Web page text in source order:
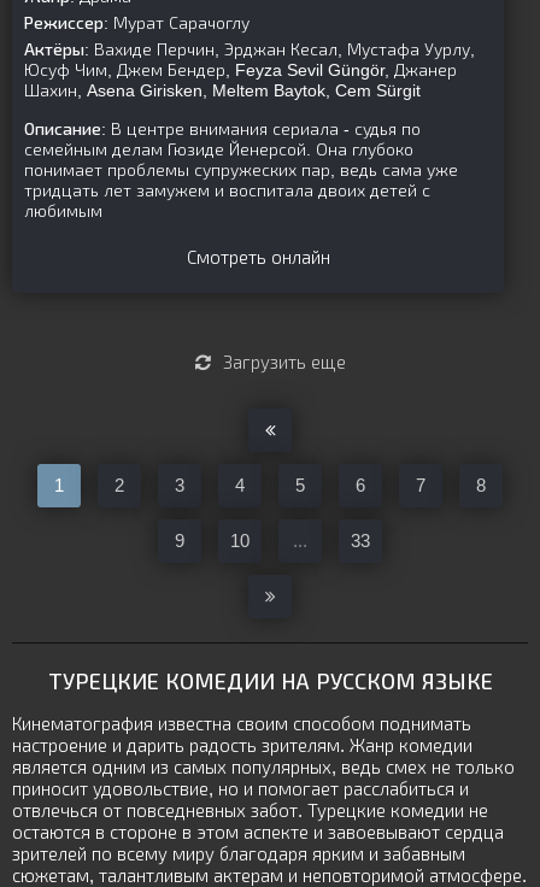
ТУРЕЦКИЕ КОМЕДИИ НА РУССКОМ ЯЗЫКЕ
Кинематография известна своим способом поднимать
настроение и дарить радость зрителям. Жанр комедии
является одним из самых популярных, ведь смех не только
приносит удовольствие, но и помогает расслабиться и
отвлечься от повседневных забот. Турецкие комедии не
остаются в стороне в этом аспекте и завоевывают сердца
зрителей по всему миру благодаря ярким и забавным
сюжетам, талантливым актерам и неповторимой атмосфере.
Режиссер: Мурат Сарачоглу
Актёры: Вахиде Перчин, Эрджан Кесал, Мустафа Уурлу,
Юсуф Чим, Джем Бендер, Feyza Sevil Güngör, Джанер
Шахин, Asena Girisken, Meltem Baytok, Cem Sürgit
Описание: В центре внимания сериала - судья по
семейным делам Гюзиде Йенерсой. Она глубоко
понимает проблемы супружеских пар, ведь сама уже
тридцать лет замужем и воспитала двоих детей с
любимым
Смотреть онлайн
Загрузить еще
1 2 3 4 5 6 7 8
9 10 ... 33